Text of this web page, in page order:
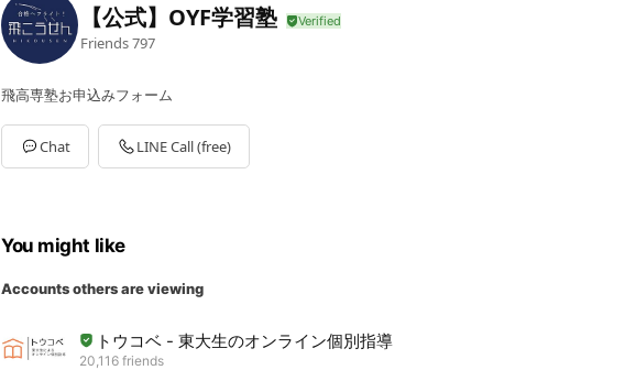
【公式】OYF学習塾
Friends797
飛高専塾お申込みフォーム
Chat LINE Call (free)
You might like
Accounts others are viewing
トウコベ - 東大生のオンライン個別指導
20,116 friends